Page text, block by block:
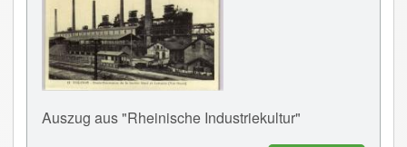
Auszug aus "Rheinische Industriekultur"